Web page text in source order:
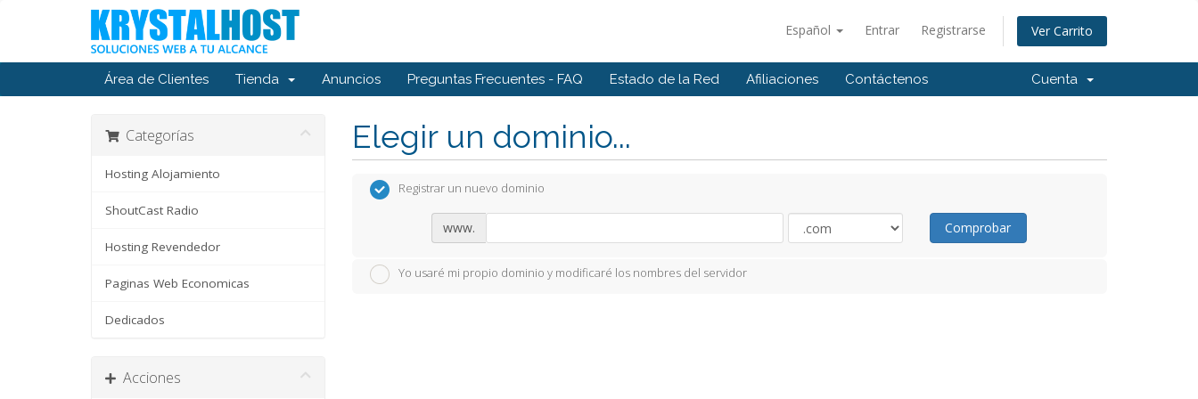
Español Entrar Registrarse Ver Carrito
Área de Clientes Tienda Anuncios Preguntas Frecuentes - FAQ Estado de la Red Afiliaciones Contáctenos Cuenta
Categorías
Hosting Alojamiento
ShoutCast Radio
Hosting Revendedor
Paginas Web Economicas
Dedicados
Acciones
Elegir un dominio...
Registrar un nuevo dominio
www. Comprobar
Yo usaré mi propio dominio y modificaré los nombres del servidor